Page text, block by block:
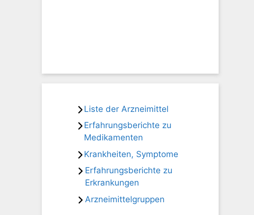
Liste der Arzneimittel
Erfahrungsberichte zu
Medikamenten
Krankheiten, Symptome
Erfahrungsberichte zu
Erkrankungen
Arzneimittelgruppen